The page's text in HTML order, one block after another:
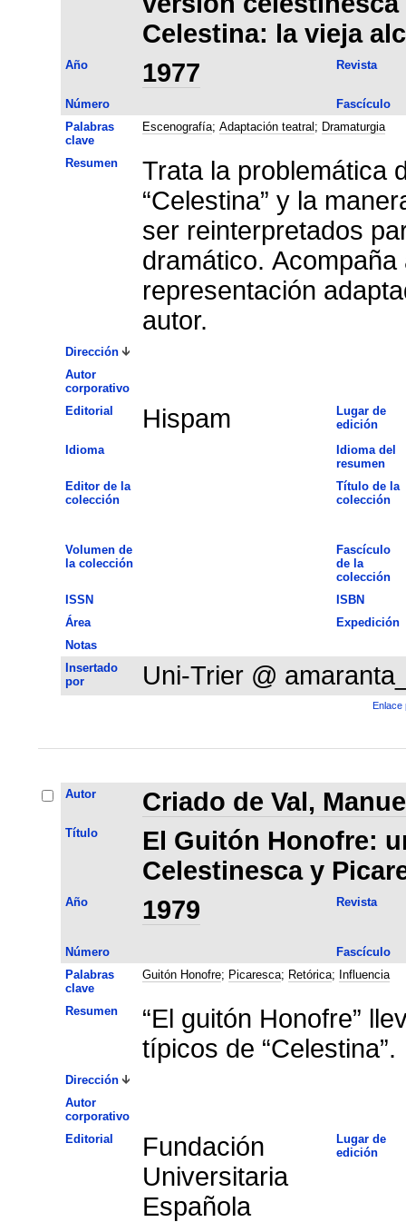
Celestina: la vieja
Año 1977 Revista
Número
Fascículo
Palabras
clave
Escenografía; Adaptación teatral ; Dramaturgia
Resumen
Trata la problemática
“Celestina” y la
ser reinterpretados
dramático.
representación
autor.
Dirección
Autor
corporativo
Editorial
Hispam
Lugar de
edición
Idioma
Idioma del
resumen
Editor de la
colección
Título de la
colección
Volumen de
la colección
Fascículo
de la
colección
ISSN
ISBN
Área
Expedición
Notas
Insertado
por
Uni-Trier @
Enlace
Autor Criado de Val,
Título
El Guitón Honofre:
Celestinesca y
Año 1979 Revista
Número
Fascículo
Palabras
clave
Guitón Honofre; Picaresca; Retórica; Influencia
Resumen
“El guitón Honofre”
típicos de “Celestina”.
Dirección
Autor
corporativo
Editorial
Fundación
Universitaria
Española
Lugar de
edición